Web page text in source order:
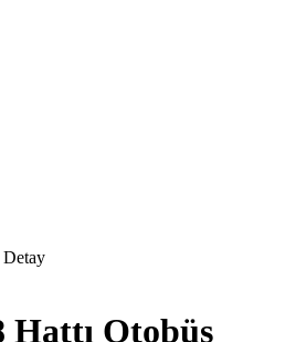
Detay
Hattı Otobüs